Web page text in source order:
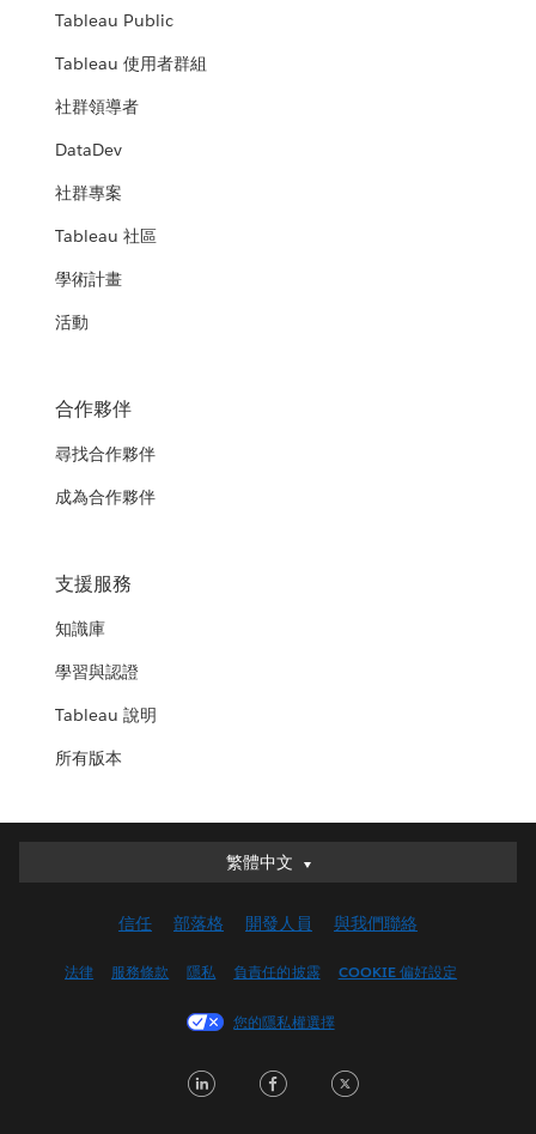
Tableau Public
Tableau 使用者群組
社群領導者
DataDev
社群專案
Tableau 社區
學術計畫
活動
合作夥伴
尋找合作夥伴
成為合作夥伴
支援服務
知識庫
學習與認證
Tableau 說明
所有版本
繁體中文
繁體中文
English (UK)
Français (Canada)
Italiano
信任 部落格 開發人員 與我們聯絡
法律 服務條款 隱私 負責任的披露 COOKIE 偏好設定
您的隱私權選擇
LinkedInFacebook